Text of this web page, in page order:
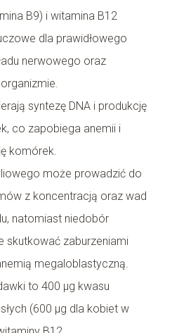
B9) i witamina B12
dla prawidłowego
nerwowego oraz
syntezę DNA i produkcję
co zapobiega anemii i
komórek.
może prowadzić do
z koncentracją oraz wad
natomiast niedobór
skutkować zaburzeniami
megaloblastyczną.
to 400 µg kwasu
(600 µg dla kobiet w